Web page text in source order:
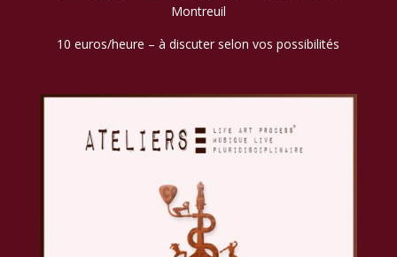
Montreuil
10 euros/heure – à discuter selon vos possibilités